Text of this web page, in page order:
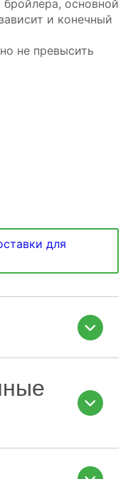
основной
и конечный
не превысить
для